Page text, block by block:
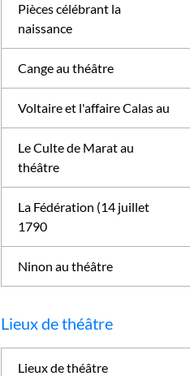
Pièces célébrant la
naissance
Cange au théâtre
Voltaire et l'affaire Calas au
Le Culte de Marat au
théâtre
La Fédération (14 juillet
1790
Ninon au théâtre
Lieux de théâtre
Lieux de théâtre